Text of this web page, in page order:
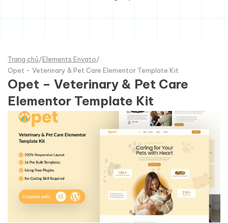
Trang chủ/Elements Envato/
Opet - Veterinary & Pet Care Elementor Template Kit
Opet – Veterinary & Pet Care
Elementor Template Kit